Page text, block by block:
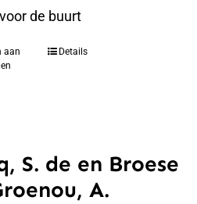
de buurt
aan
Details
S. de en Broese
A.